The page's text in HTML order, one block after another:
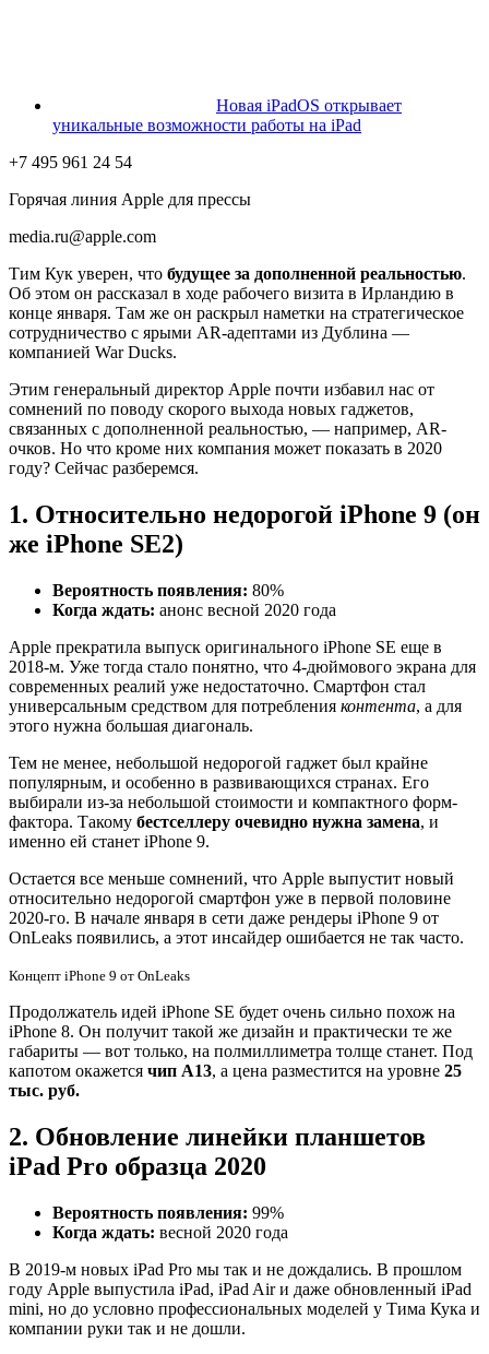
Новая iPadOS открывает
уникальные возможности работы на iPad
+7 495 961 24 54
Горячая линия Apple для прессы
media.ru@apple.com
Тим Кук уверен, что будущее за дополненной реальностью.
Об этом он рассказал в ходе рабочего визита в Ирландию в
конце января. Там же он раскрыл наметки на стратегическое
сотрудничество с ярыми AR-адептами из Дублина —
компанией War Ducks.
Этим генеральный директор Apple почти избавил нас от
сомнений по поводу скорого выхода новых гаджетов,
связанных с дополненной реальностью, — например, AR-
очков. Но что кроме них компания может показать в 2020
году? Сейчас разберемся.
1. Относительно недорогой iPhone 9 (он
же iPhone SE2)
Вероятность появления: 80%
Когда ждать: анонс весной 2020 года
Apple прекратила выпуск оригинального iPhone SE еще в
2018-м. Уже тогда стало понятно, что 4-дюймового экрана для
современных реалий уже недостаточно. Смартфон стал
универсальным средством для потребления контента, а для
этого нужна большая диагональ.
Тем не менее, небольшой недорогой гаджет был крайне
популярным, и особенно в развивающихся странах. Его
выбирали из-за небольшой стоимости и компактного форм-
фактора. Такому бестселлеру очевидно нужна замена, и
именно ей станет iPhone 9.
Остается все меньше сомнений, что Apple выпустит новый
относительно недорогой смартфон уже в первой половине
2020-го. В начале января в сети даже рендеры iPhone 9 от
OnLeaks появились, а этот инсайдер ошибается не так часто.
Концепт iPhone 9 от OnLeaks
Продолжатель идей iPhone SE будет очень сильно похож на
iPhone 8. Он получит такой же дизайн и практически те же
габариты — вот только, на полмиллиметра толще станет. Под
капотом окажется чип A13, а цена разместится на уровне 25
тыс. руб.
2. Обновление линейки планшетов
iPad Pro образца 2020
Вероятность появления: 99%
Когда ждать: весной 2020 года
В 2019-м новых iPad Pro мы так и не дождались. В прошлом
году Apple выпустила iPad, iPad Air и даже обновленный iPad
mini, но до условно профессиональных моделей у Тима Кука и
компании руки так и не дошли.